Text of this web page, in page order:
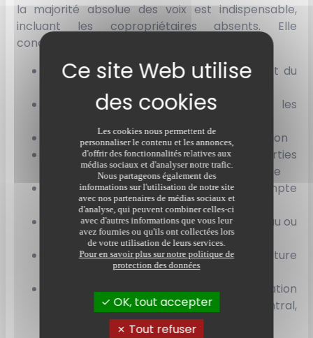
la majorité absolue des voix est indispensable,
incluant les copropriétaires absents. Elle
concerne :
la désignation et révocation du syndic et du
les travaux d'économie d'énergie sur les
le ravalement demandé par l'administration
l'autorisation de travaux sur les parties
communes à la charge d'un copropriétaire
la dispense d'ouverture d'un compte
bancaire séparé
l'installation de compteurs individuels d'eau ou
d'énergie
l'installation de dispositifs de fermeture
(interphone, digicode)
les travaux de transformation et amélioration
de l'immeuble (ascenseur, chauffage central,
espaces verts)
Les cookies nous permettent de
personnaliser le contenu et les annonces,
d'offrir des fonctionnalités relatives aux
médias sociaux et d'analyser notre trafic.
Nous partageons également des
informations sur l'utilisation de notre site
avec nos partenaires de médias sociaux et
d'analyse, qui peuvent combiner celles-ci
avec d'autres informations que vous leur
avez fournies ou qu'ils ont collectées lors
de votre utilisation de leurs services.
Pour en savoir plus sur notre politique de
protection des données
OK, tout accepter
Tout refuser